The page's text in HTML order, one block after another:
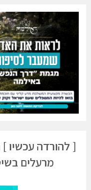
[ להורדה עכשיו
מרעלים